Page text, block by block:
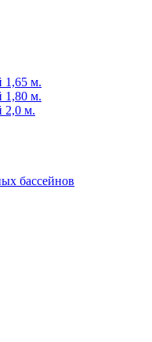
м.
м.
2,0 м.
бассейнов